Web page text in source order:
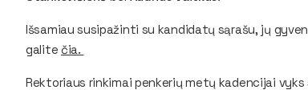
Išsamiau susipažinti su kandidatų sąrašu, jų
galite čia.
Rektoriaus rinkimai penkerių metų kadencijai vyks